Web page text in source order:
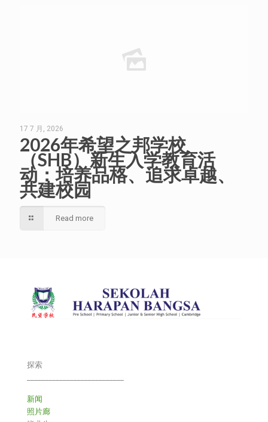
17 7 月, 2026
2026年希望之邦学校
（SHB）新生入学教育活
动：培养品格、追求卓越、
共建校园
Read more
探索
新闻
照片廊